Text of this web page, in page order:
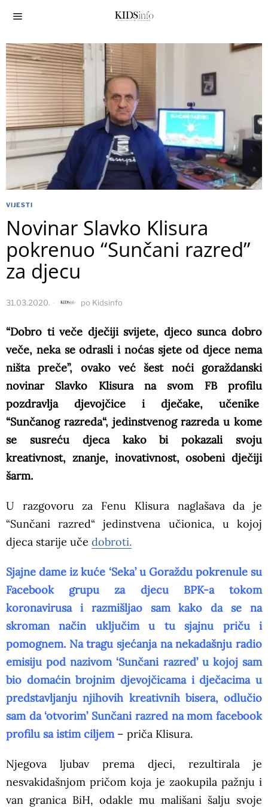
VIJESTI
Novinar Slavko Klisura
pokrenuo “Sunčani razred”
za djecu
31.03.2020. po Kidsinfo
“Dobro ti veče dječiji svijete, djeco sunca dobro
veče, neka se odrasli i noćas sjete od djece nema
ništa preče”, ovako već šest noći goraždanski
novinar Slavko Klisura na svom FB profilu
pozdravlja djevojčice i dječake, učenike
“Sunčanog razreda“, jedinstvenog razreda u kome
se susreću djeca kako bi pokazali svoju
kreativnost, znanje, inovativnost, osobeni dječiji
šarm.
U razgovoru za Fenu Klisura naglašava da je
“Sunčani razred“ jedinstvena učionica, u kojoj
djeca starije uče dobroti.
Sjajne dame iz kuće ‘Seka’ u Goraždu pokrenule su
Facebook grupu za djecu BPK-a tokom
koronavirusa i razmišljao sam kako da se na
skroman način uključim u tu sjajnu priču i
pomognem. Na tragu sjećanja na nekadašnju radio
emisiju pod nazivom ‘Sunčani razred’ u kojoj sam
bio domaćin brojnim djevojčicama i dječacima u
predstavljanju njihovih kreativnih bisera, odlučio
sam da ‘otvorim’ Sunčani razred na mom facebook
profilu sa istim ciljem – priča Klisura.
Njegova ljubav prema djeci, rezultirala je
nesvakidašnjom pričom koja je zaokupila pažnju i
van granica BiH, odakle mu mališani šalju svoje